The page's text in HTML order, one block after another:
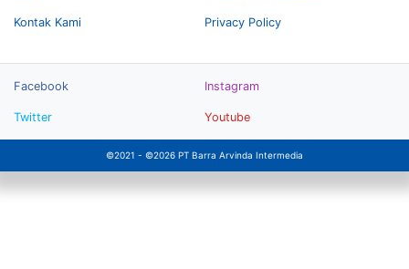
Kontak Kami Privacy Policy
Facebook Instagram
Twitter Youtube
©2021 - ©2026 PT Barra Arvinda Intermedia